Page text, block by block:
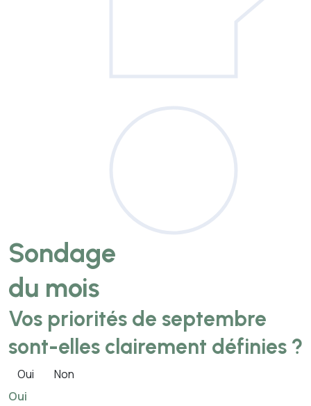
Sondage
du mois
Vos priorités de septembre
sont-elles clairement définies ?
Oui
Non
Oui